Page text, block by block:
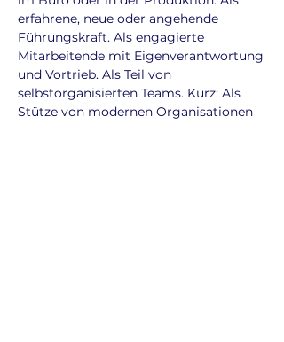
erfahrene, neue oder angehende
Führungskraft. Als engagierte
Mitarbeitende mit Eigenverantwortung
und Vortrieb. Als Teil von
selbstorganisierten Teams. Kurz: Als
Stütze von modernen Organisationen